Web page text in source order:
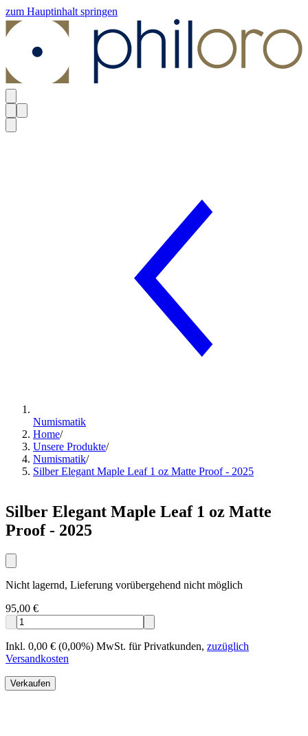
zum Hauptinhalt springen
Numismatik
Home/
Unsere Produkte/
Numismatik/
Silber Elegant Maple Leaf 1 oz Matte Proof - 2025
Silber Elegant Maple Leaf 1 oz Matte
Proof - 2025
Nicht lagernd, Lieferung vorübergehend nicht möglich
95,00 €
Inkl. 0,00 € (0,00%) MwSt. für Privatkunden, zuzüglich
Versandkosten
Verkaufen